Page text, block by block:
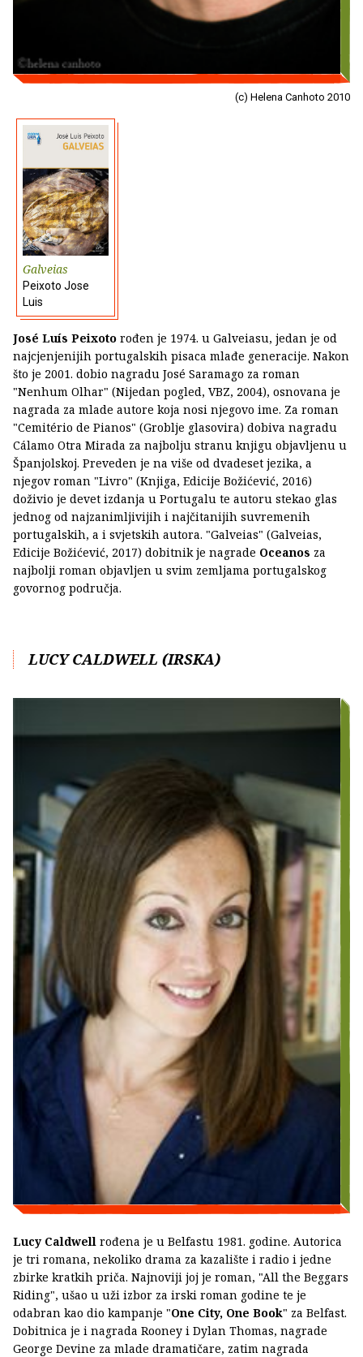
(c) Helena Canhoto 2010
Galveias
Peixoto Jose
Luis
José Luís Peixoto rođen je 1974. u Galveiasu, jedan je od
najcjenjenijih portugalskih pisaca mlađe generacije. Nakon
što je 2001. dobio nagradu José Saramago za roman
"Nenhum Olhar" (Nijedan pogled, VBZ, 2004), osnovana je
nagrada za mlade autore koja nosi njegovo ime. Za roman
"Cemitério de Pianos" (Groblje glasovira) dobiva nagradu
Cálamo Otra Mirada za najbolju stranu knjigu objavljenu u
Španjolskoj. Preveden je na više od dvadeset jezika, a
njegov roman "Livro" (Knjiga, Edicije Božićević, 2016)
doživio je devet izdanja u Portugalu te autoru stekao glas
jednog od najzanimljivijih i najčitanijih suvremenih
portugalskih, a i svjetskih autora. "Galveias" (Galveias,
Edicije Božićević, 2017) dobitnik je nagrade Oceanos za
najbolji roman objavljen u svim zemljama portugalskog
govornog područja.
LUCY CALDWELL (IRSKA)
Lucy Caldwell rođena je u Belfastu 1981. godine. Autorica
je tri romana, nekoliko drama za kazalište i radio i jedne
zbirke kratkih priča. Najnoviji joj je roman, "All the Beggars
Riding", ušao u uži izbor za irski roman godine te je
odabran kao dio kampanje "One City, One Book" za Belfast.
Dobitnica je i nagrada Rooney i Dylan Thomas, nagrade
George Devine za mlade dramatičare, zatim nagrada